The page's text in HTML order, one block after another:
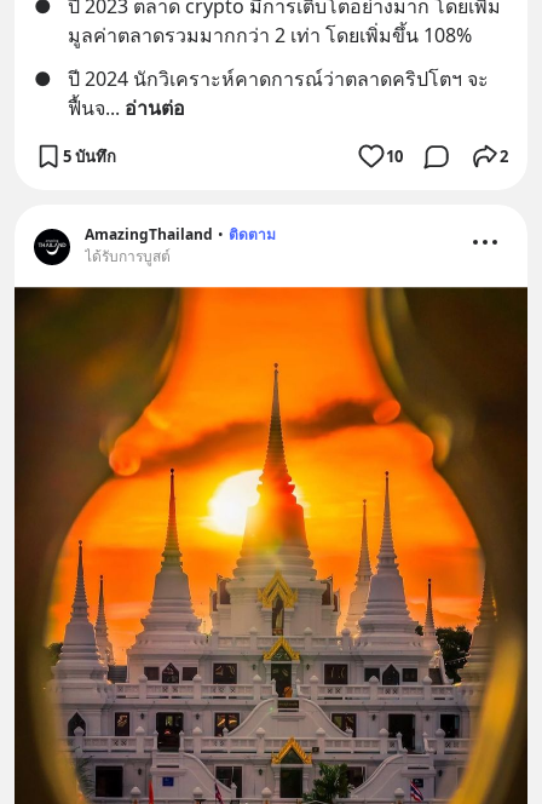
●
ปี 2023 ตลาด crypto มีการเติบโตอย่างมาก โดยเพิ่ม
มูลค่าตลาดรวมมากกว่า 2 เท่า โดยเพิ่มขึ้น 108%
●
ปี 2024 นักวิเคราะห์คาดการณ์ว่าตลาดคริปโตฯ จะ
ฟื้นจ... อ่านต่อ
5 บันทึก 10 2
AmazingThailand • ติดตาม
ได้รับการบูสต์